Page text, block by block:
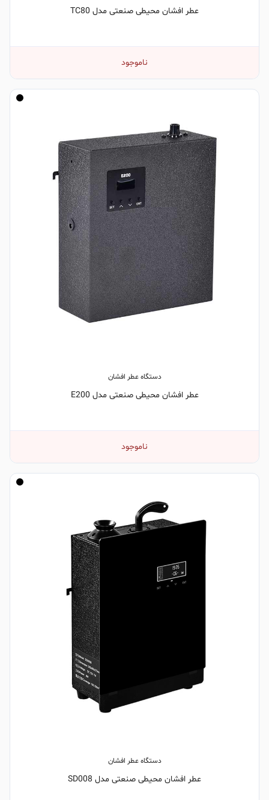
عطر افشان محیطی صنعتی مدل TC80
ناموجود
دستگاه عطر افشان
عطر افشان محیطی صنعتی مدل E200
ناموجود
دستگاه عطر افشان
عطر افشان محیطی صنعتی مدل SD008